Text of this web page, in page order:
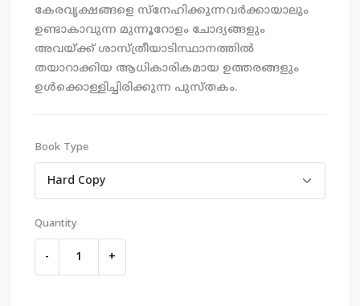
കേരവൃക്ഷങ്ങളെ സ്നേഹിക്കുന്നവര്‍ക്കായാലും
ഉണ്ടാകാവുന്ന മുന്നൂറോളം ചോദ്യങ്ങളും
അവയ്ക്ക് ശാസ്ത്രീയാടിസ്ഥാനത്തില്‍
തയാറാക്കിയ ആധികാരികമായ ഉത്തരങ്ങളും
ഉള്‍ക്കൊള്ളിച്ചിരിക്കുന്ന പുസ്തകം.
Book Type
Quantity
- +